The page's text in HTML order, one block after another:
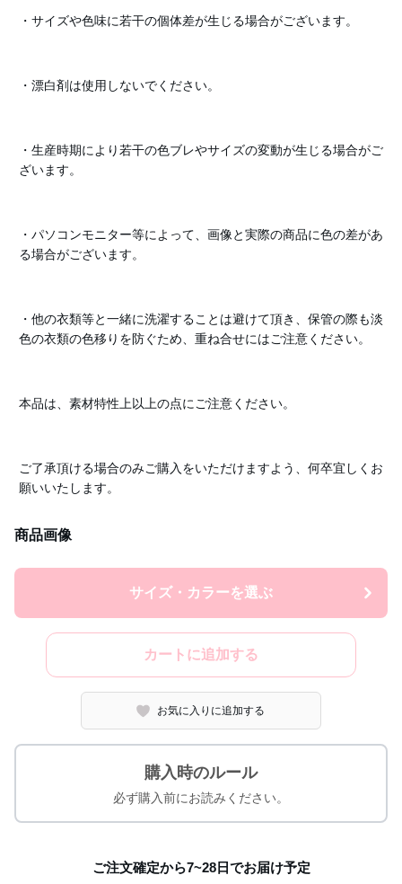
・サイズや色味に若干の個体差が生じる場合がございます。
・漂白剤は使用しないでください。
・生産時期により若干の色ブレやサイズの変動が生じる場合がご
ざいます。
・パソコンモニター等によって、画像と実際の商品に色の差があ
る場合がございます。
・他の衣類等と一緒に洗濯することは避けて頂き、保管の際も淡
色の衣類の色移りを防ぐため、重ね合せにはご注意ください。
本品は、素材特性上以上の点にご注意ください。
ご了承頂ける場合のみご購入をいただけますよう、何卒宜しくお
願いいたします。
商品画像
サイズ・カラーを選ぶ
カートに追加する
お気に入りに追加する
購入時のルール
必ず購入前にお読みください。
ご注文確定から7~28日でお届け予定